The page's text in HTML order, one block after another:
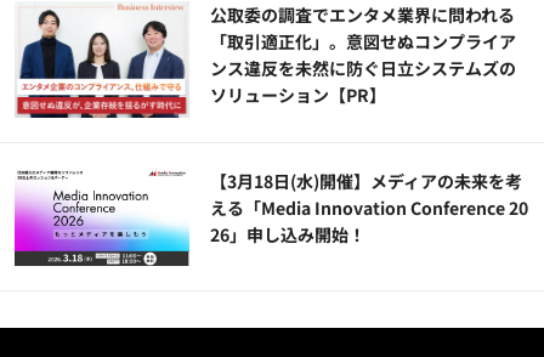
公​​取委の調査でエンタメ業界に問われる
「取引適正化」。意図せぬコンプライア
ンス違反を未然に防ぐ日立システムズの
ソリューション​【PR】
【3月18日(水)開催】メディアの未来を考
える「Media Innovation Conference 20
26」申し込み開始！